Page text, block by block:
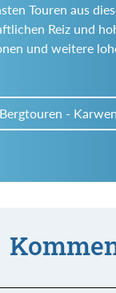
Touren aus
Reiz und
und weitere
Bergtouren -